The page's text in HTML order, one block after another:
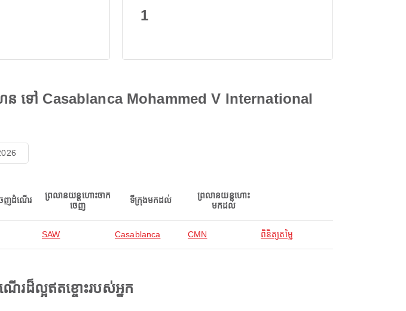
1
ន ទៅ Casablanca Mohammed V International
េញដំណើរ
ព្រលានយន្តហោះចាក
ចេញ
ទីក្រុងមកដល់
ព្រលានយន្តហោះ
មកដល់
SAW Casablanca CMN ពិនិត្យតម្លៃ
រដ៏ល្អឥតខ្ចោះរបស់អ្នក